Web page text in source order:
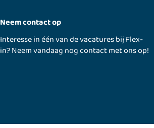
Neem contact op
Interesse in één van de vacatures bij Flex-
in? Neem vandaag nog contact met ons op!